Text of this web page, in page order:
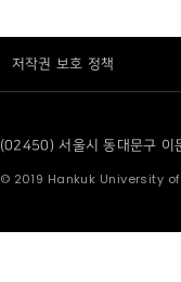
저작권 보호 정책
(02450) 서울시 동대문구
© 2019 Hankuk University